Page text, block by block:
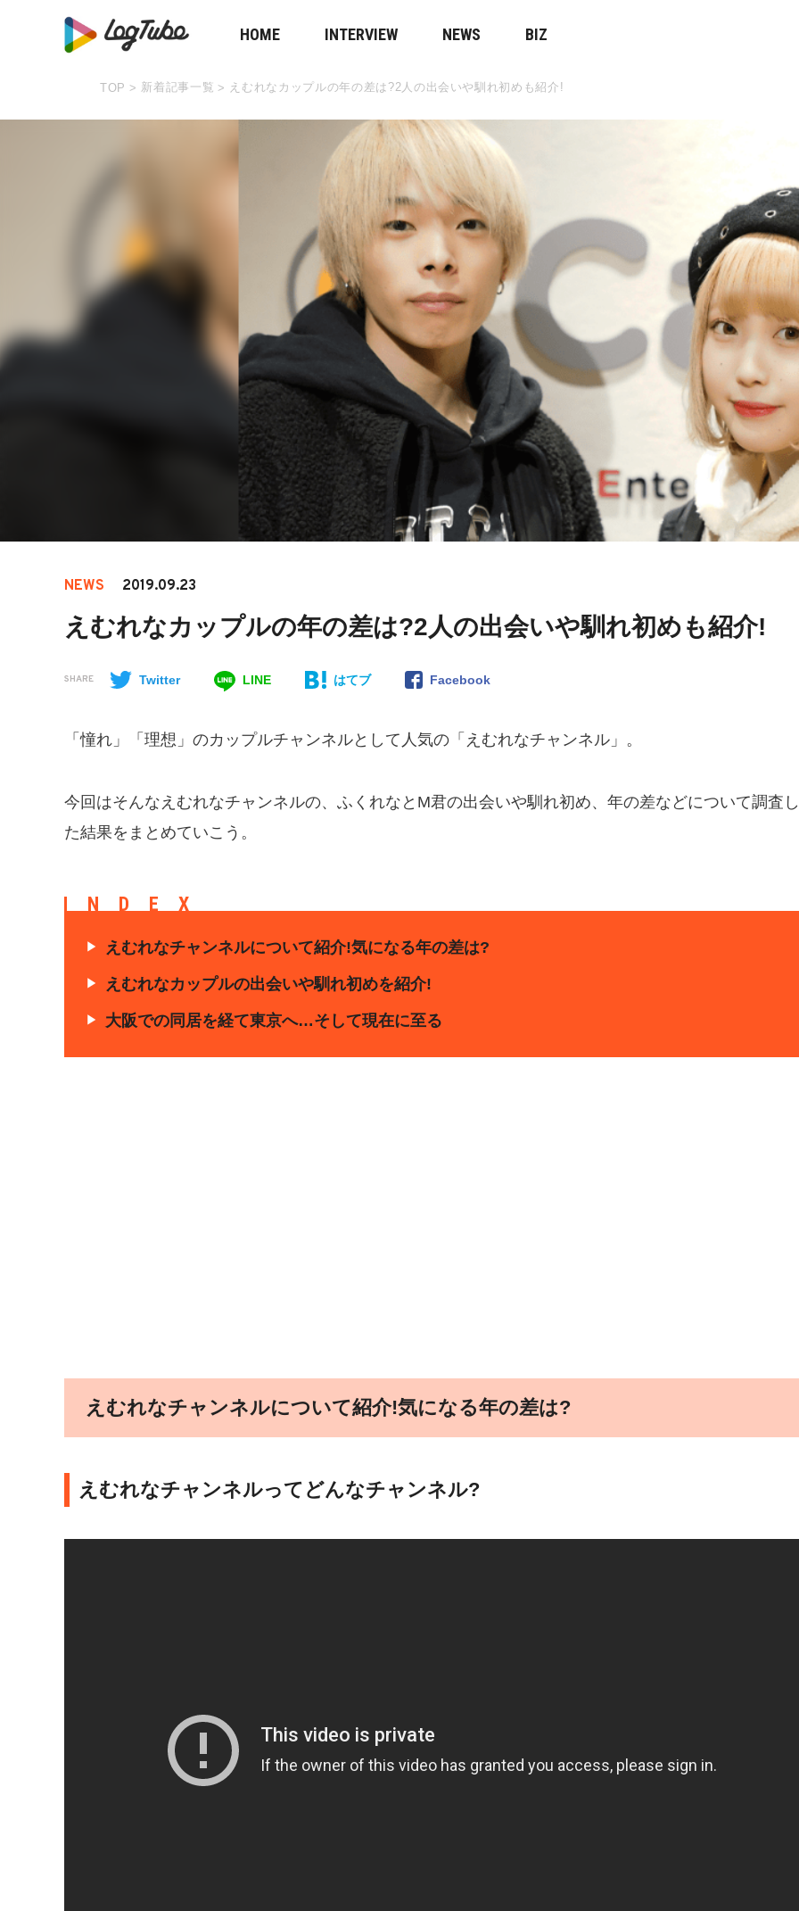
HOME INTERVIEW NEWS BIZ
TOP > 新着記事一覧 > えむれなカップルの年の差は?2人の出会いや馴れ初めも紹介!
NEWS 2019.09.23
えむれなカップルの年の差は?2人の出会いや馴れ初めも紹介!
SHARE Twitter LINE はてブ Facebook
「憧れ」「理想」のカップルチャンネルとして人気の「えむれなチャンネル」。
今回はそんなえむれなチャンネルの、ふくれなとM君の出会いや馴れ初め、年の差などについて調査し
た結果をまとめていこう。
INDEX
えむれなチャンネルについて紹介!気になる年の差は?
えむれなカップルの出会いや馴れ初めを紹介!
大阪での同居を経て東京へ…そして現在に至る
えむれなチャンネルについて紹介!気になる年の差は?
えむれなチャンネルってどんなチャンネル?